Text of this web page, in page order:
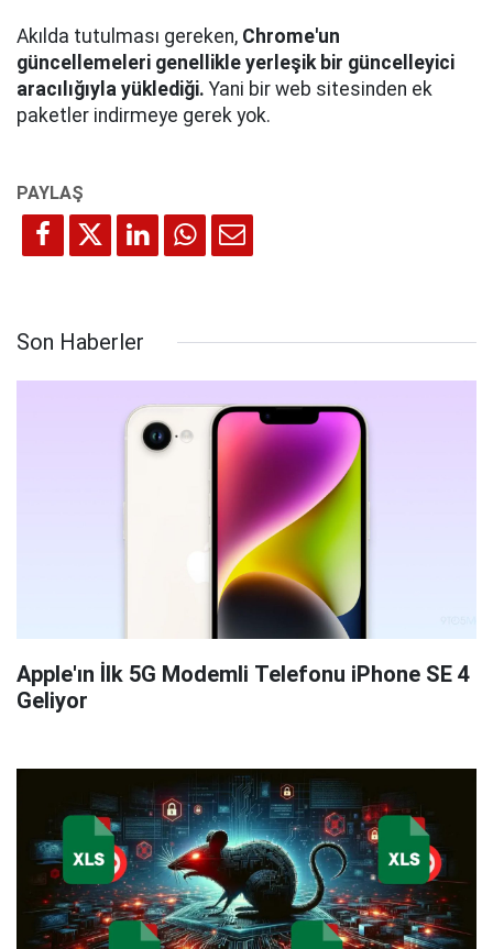
Akılda tutulması gereken, Chrome'un
güncellemeleri genellikle yerleşik bir güncelleyici
aracılığıyla yüklediği. Yani bir web sitesinden ek
paketler indirmeye gerek yok.
Son Haberler
Apple'ın İlk 5G Modemli Telefonu iPhone SE 4
Geliyor